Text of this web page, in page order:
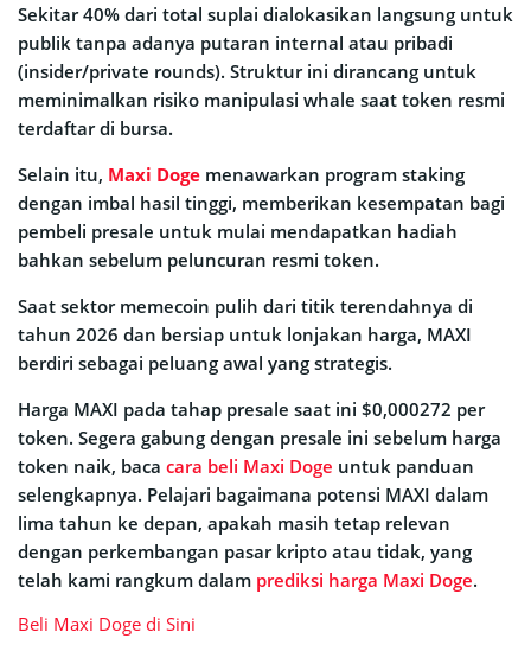
Sekitar 40% dari total suplai dialokasikan langsung untuk
publik tanpa adanya putaran internal atau pribadi
(insider/private rounds). Struktur ini dirancang untuk
meminimalkan risiko manipulasi whale saat token resmi
terdaftar di bursa.
Selain itu, Maxi Doge menawarkan program staking
dengan imbal hasil tinggi, memberikan kesempatan bagi
pembeli presale untuk mulai mendapatkan hadiah
bahkan sebelum peluncuran resmi token.
Saat sektor memecoin pulih dari titik terendahnya di
tahun 2026 dan bersiap untuk lonjakan harga, MAXI
berdiri sebagai peluang awal yang strategis.
Harga MAXI pada tahap presale saat ini $0,000272 per
token. Segera gabung dengan presale ini sebelum harga
token naik, baca cara beli Maxi Doge untuk panduan
selengkapnya. Pelajari bagaimana potensi MAXI dalam
lima tahun ke depan, apakah masih tetap relevan
dengan perkembangan pasar kripto atau tidak, yang
telah kami rangkum dalam prediksi harga Maxi Doge.
Beli Maxi Doge di Sini